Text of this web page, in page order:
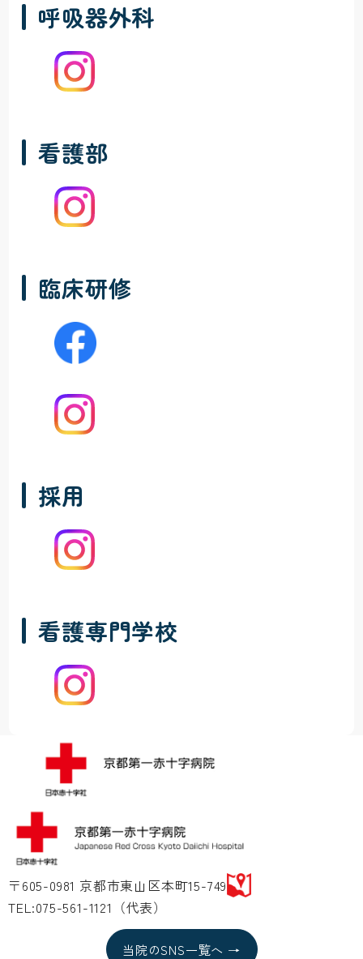
呼吸器外科
看護部
臨床研修
採用
看護専門学校
〒605-0981 京都市東山区本町15-749
TEL:075-561-1121（代表）
当院のSNS一覧へ →